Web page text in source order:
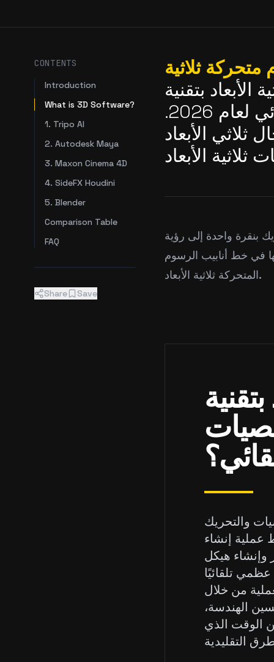
ثلاثية
بتقنية
الذكاء الاصطناعي لإنشاء الشخصيات والتحريك التلقائي لعام 2026.
الأبعاد
بنقرة واحدة إلى رؤية
في خط أنابيب الرسوم
المتحركة ثلاثية الأبعاد.
والتحريك
عملية إنشاء
وإنشاء هيكل
عظمي تلقائيًا ('rig') داخل النموذج. يسمح هذا الهيكل بوضع الشخصية وتحريكها.
من خلال
الهندسة،
الوقت الذي
CONTENTS
Introduction
What is 3D Software?
1. Tripo AI
2. Autodesk Maya
3. Maxon Cinema 4D
4. SideFX Houdini
5. Blender
Comparison Table
FAQ
Share Save